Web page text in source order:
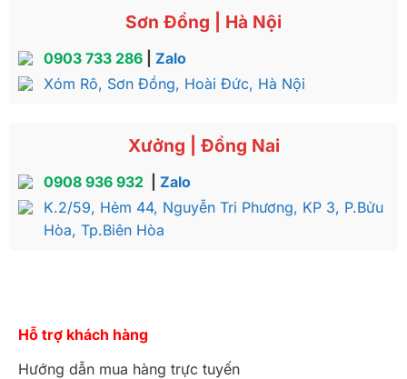
Sơn Đồng | Hà Nội
0903 733 286| Zalo
Xóm Rô, Sơn Đồng, Hoài Đức, Hà Nội
Xưởng | Đồng Nai
0908 936 932
Zalo
K.2/59, Hẻm 44, Nguyễn Tri Phương, KP 3, P.Bửu
Hòa, Tp.Biên Hòa
Hỗ trợ khách hàng
Hướng dẫn mua hàng trực tuyến